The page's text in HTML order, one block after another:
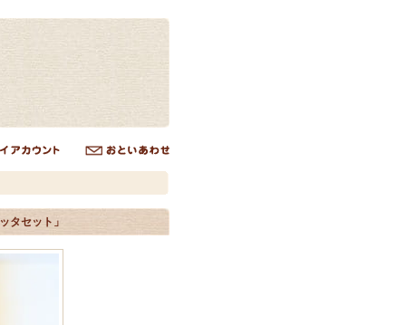
タセット」